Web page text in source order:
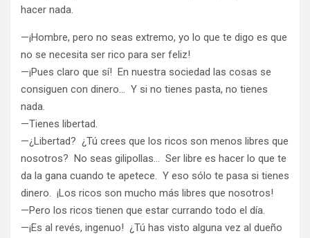
hacer nada.
—¡Hombre, pero no seas extremo, yo lo que te digo es que
no se necesita ser rico para ser feliz!
—¡Pues claro que sí! En nuestra sociedad las cosas se
consiguen con dinero… Y si no tienes pasta, no tienes
nada.
—Tienes libertad.
—¿Libertad? ¿Tú crees que los ricos son menos libres que
nosotros? No seas gilipollas… Ser libre es hacer lo que te
da la gana cuando te apetece. Y eso sólo te pasa si tienes
dinero. ¡Los ricos son mucho más libres que nosotros!
—Pero los ricos tienen que estar currando todo el día.
—¡Es al revés, ingenuo! ¿Tú has visto alguna vez al dueño